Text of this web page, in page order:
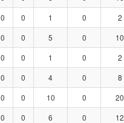
0 0 1 0 2
0 0 5 0 10
0 0 1 0 2
0 0 4 0 8
0 0 10 0 20
0 0 6 0 12